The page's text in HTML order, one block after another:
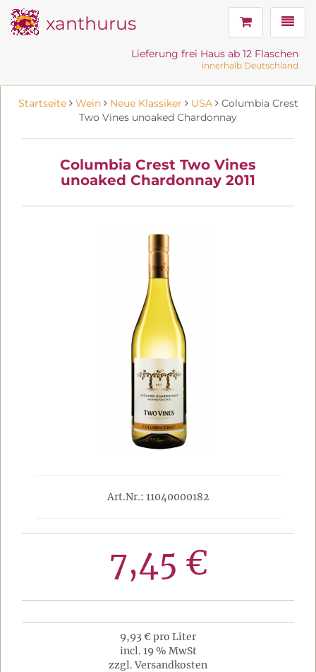
xanthurus
Lieferung frei Haus ab 12 Flaschen
innerhalb Deutschland
Startseite Wein Neue Klassiker USA Columbia Crest
Two Vines unoaked Chardonnay
Columbia Crest Two Vines
unoaked Chardonnay 2011
Art.Nr.: 11040000182
7,45 €
9,93 € pro Liter
incl. 19 % MwSt
zzgl. Versandkosten